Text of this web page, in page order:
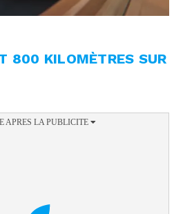
800 KILOMÈTRES SUR